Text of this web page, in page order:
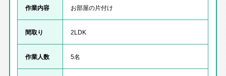
作業内容 お部屋の片付け
間取り 2LDK
作業人数 5名